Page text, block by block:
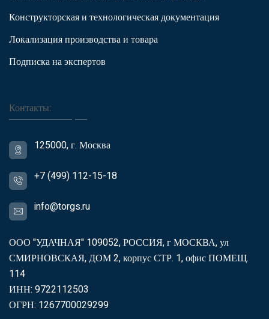
Конструкторская и технологическая документация
Локализация производства и товара
Подписка на экспертов
Контакты:
125000, г. Москва
+7 (499) 112-15-18
info@torgs.ru
ООО "УДАЧНАЯ" 109052, РОССИЯ, г МОСКВА, ул
СМИРНОВСКАЯ, ДОМ 2, корпус СТР. 1, офис ПОМЕЩ.
114
ИНН: 9722112503
ОГРН: 1267700029299